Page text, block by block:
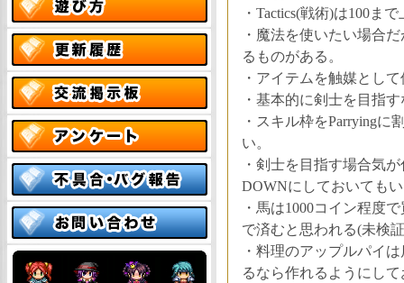
・Tactics(戦術)は100ま
・魔法を使いたい場合
るものがある。
・アイテムを触媒とし
・基本的に剣士を目指
・スキル枠をParrying
い。
・剣士を目指す場合気
DOWNにしておいても
・馬は1000コイン程度
で済むと思われる(未検
・料理のアップルパイ
るなら作れるようにし